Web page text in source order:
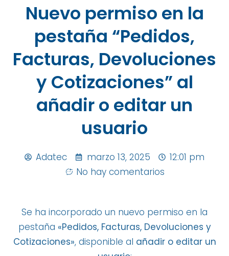
Nuevo permiso en la
pestaña “Pedidos,
Facturas, Devoluciones
y Cotizaciones” al
añadir o editar un
usuario
Adatec marzo 13, 2025
12:01 pm
No hay comentarios
Se ha incorporado un nuevo permiso en la
pestaña «Pedidos, Facturas, Devoluciones y
Cotizaciones», disponible al añadir o editar un